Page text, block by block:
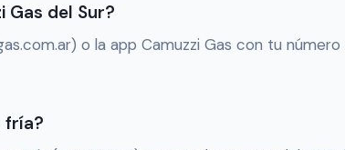
del Sur?
o la app Camuzzi Gas con tu
fría?